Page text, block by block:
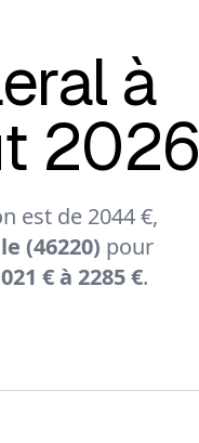
à
2026
est de 2044 €,
(46220) pour
€ à 2285 €.